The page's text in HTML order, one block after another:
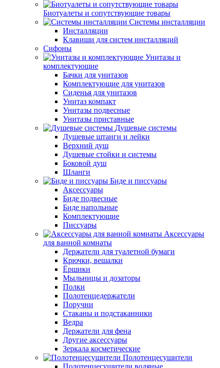
Биотуалеты и сопутствующие товары
Системы инсталляции
Инсталляции
Клавиши для систем инсталляций
Сифоны
Унитазы и
комплектующие
Бачки для унитазов
Комплектующие для унитазов
Сиденья для унитазов
Унитаз компакт
Унитазы подвесные
Унитазы приставные
Душевые системы
Душевые штанги и лейки
Верхний душ
Душевые стойки и системы
Боковой душ
Шланги
Биде и писсуары
Аксессуары
Биде подвесные
Биде напольные
Комплектующие
Писсуары
Аксессуары
для ванной комнаты
Держатели для туалетной бумаги
Крючки, вешалки
Ёршики
Мыльницы и дозаторы
Полки
Полотенцедержатели
Поручни
Стаканы и подстаканники
Ведра
Держатели для фена
Другие аксессуары
Зеркала косметические
Полотенцесушители
Полотенцесушители водяные